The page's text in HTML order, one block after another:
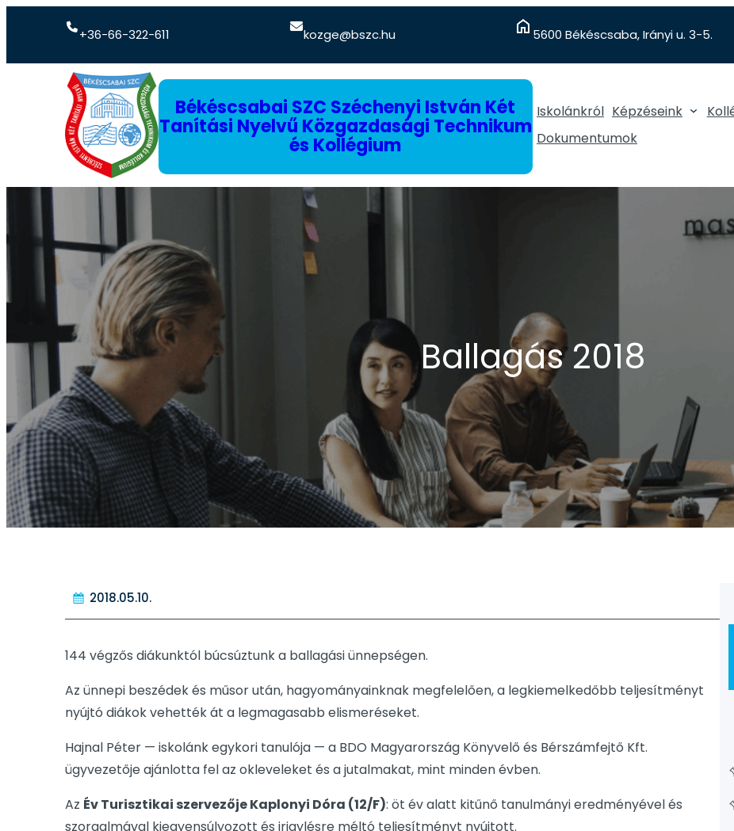
+36-66-322-611 kozge@bszc.hu 5600 Békéscsaba, Irányi u. 3-5.
Békéscsabai SZC Széchenyi István Két
Tanítási Nyelvű Közgazdasági Technikum
és Kollégium
Iskolánkról Képzéseink
Dokumentumok
Ballagás 2018
2018.05.10.
144 végzős diákunktól búcsúztunk a ballagási ünnepségen.
Az ünnepi beszédek és műsor után, hagyományainknak megfelelően, a legkiemelkedőbb teljesítményt
nyújtó diákok vehették át a legmagasabb elismeréseket.
Hajnal Péter — iskolánk egykori tanulója — a BDO Magyarország Könyvelő és Bérszámfejtő Kft.
ügyvezetője ajánlotta fel az okleveleket és a jutalmakat, mint minden évben.
Az Év Turisztikai szervezője Kaplonyi Dóra (12/F): öt év alatt kitűnő tanulmányi eredményével és
szorgalmával kiegyensúlyozott és irigylésre méltó teljesítményt nyújtott.